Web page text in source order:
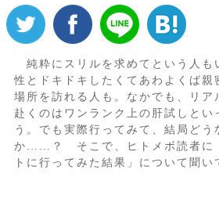
純粋にスリルを求めてという人も
性とドキドキしたくてあわよくば親
場所を訪れる人も。なかでも、リア
赴くのはワンランク上の肝試しとい
う。でも実際行ってみて、結局どう
か……？ そこで、ヒトメボ読者に
トに行ってみた結果」について聞い